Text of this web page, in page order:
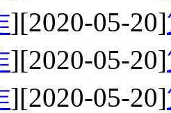
][2020-05-20]
][2020-05-20]
][2020-05-20]